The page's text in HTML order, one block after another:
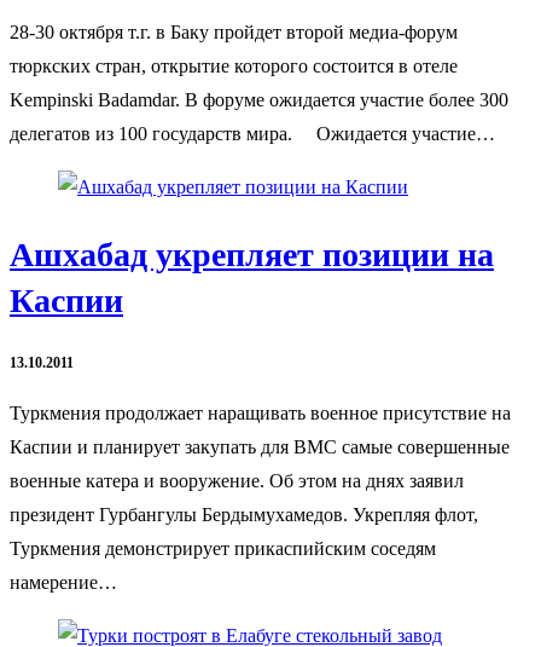
28-30 октября т.г. в Баку пройдет второй медиа-форум
тюркских стран, открытие которого состоится в отеле
Kempinski Badamdar. В форуме ожидается участие более 300
делегатов из 100 государств мира. Ожидается участие…
Ашхабад укрепляет позиции на
Каспии
13.10.2011
Туркмения продолжает наращивать военное присутствие на
Каспии и планирует закупать для ВМС самые совершенные
военные катера и вооружение. Об этом на днях заявил
президент Гурбангулы Бердымухамедов. Укрепляя флот,
Туркмения демонстрирует прикаспийским соседям
намерение…